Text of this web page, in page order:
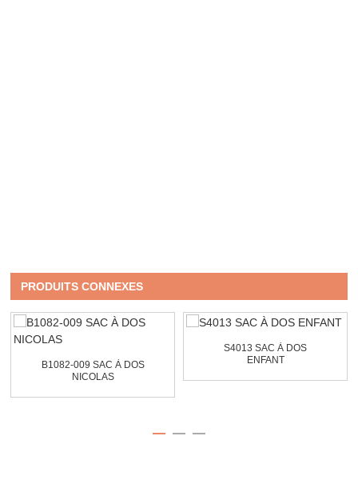
PRODUITS CONNEXES
B1082-009 SAC À DOS
NICOLAS
S4013 SAC À DOS
ENFANT